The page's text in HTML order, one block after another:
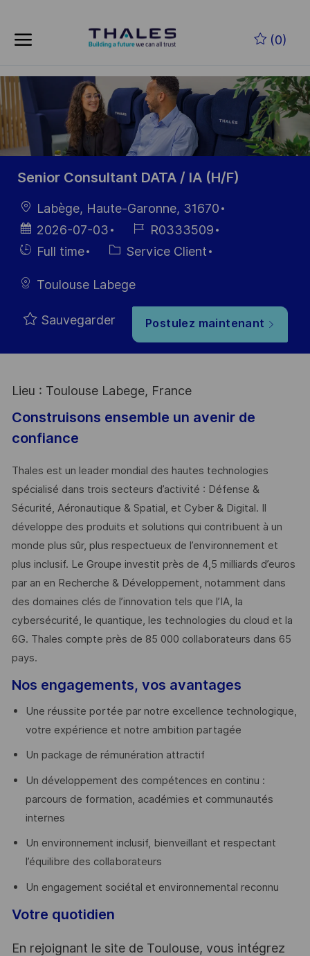
(0)
-
Senior Consultant DATA / IA (H/F)
localisation
Labège, Haute-Garonne, 31670
Date
d’affichage
2026-07-03
Référence
du poste
R0333509
HiringFull time Catégorie
Service Client
Toulouse Labege
Sauvegarder Postulez maintenant
Lieu : Toulouse Labege, France
Construisons ensemble un avenir de
confiance
Thales est un leader mondial des hautes technologies
spécialisé dans trois secteurs d’activité : Défense &
Sécurité, Aéronautique & Spatial, et Cyber & Digital. Il
développe des produits et solutions qui contribuent à un
monde plus sûr, plus respectueux de l’environnement et
plus inclusif. Le Groupe investit près de 4,5 milliards d’euros
par an en Recherche & Développement, notamment dans
des domaines clés de l’innovation tels que l’IA, la
cybersécurité, le quantique, les technologies du cloud et la
6G. Thales compte près de 85 000 collaborateurs dans 65
pays. ​
Nos engagements, vos avantages
Une réussite portée par notre excellence technologique,
votre expérience et notre ambition partagée
Un package de rémunération attractif
Un développement des compétences en continu :
parcours de formation, académies et communautés
internes
Un environnement inclusif, bienveillant et respectant
l’équilibre des collaborateurs
Un engagement sociétal et environnemental reconnu
Votre quotidien
En rejoignant le site de Toulouse, vous intégrez